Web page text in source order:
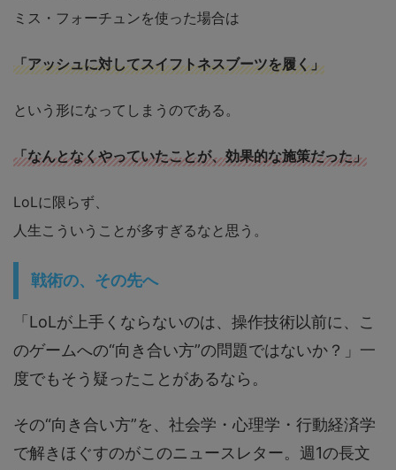
ミス・フォーチュンを使った場合は
「アッシュに対してスイフトネスブーツを履く」
という形になってしまうのである。
「なんとなくやっていたことが、効果的な施策だった」
LoLに限らず、
人生こういうことが多すぎるなと思う。
戦術の、その先へ
「LoLが上手くならないのは、操作技術以前に、こ
のゲームへの“向き合い方”の問題ではないか？」一
度でもそう疑ったことがあるなら。
その“向き合い方”を、社会学・心理学・行動経済学
で解きほぐすのがこのニュースレター。週1の長文